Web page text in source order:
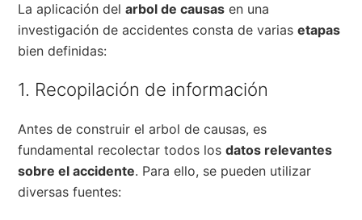
La aplicación delarbol de causas en una
investigación de accidentes consta de variasetapas
bien definidas:
1. Recopilación de información
Antes de construir el arbol de causas, es
fundamental recolectar todos losdatos relevantes
sobre el accidente. Para ello, se pueden utilizar
diversas fuentes: